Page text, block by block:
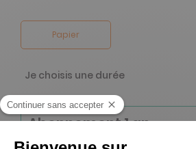
Papier
Je choisis une durée
Abonnement 1 an
11 n° • Papier